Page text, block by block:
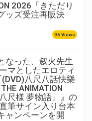
2026「きただり
ッズ受注再販決
96 Views
なった、叙火先生
マとしたエロティ
八尺八話快樂
ANIMATION
尺様 夢物語』』の
筆サイン入り台本
ャンペーンを開